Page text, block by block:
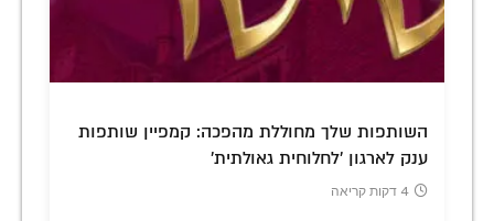
השותפות שלך מחוללת מהפכה: קמפיין שותפות
ענק לארגון 'לחלוחית גאולתית'
4 דקות קריאה